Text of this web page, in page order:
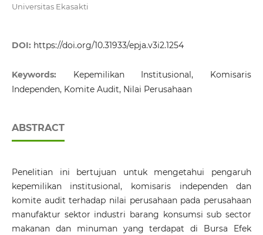
Universitas Ekasakti
DOI: https://doi.org/10.31933/epja.v3i2.1254
Keywords: Kepemilikan Institusional, Komisaris
Independen, Komite Audit, Nilai Perusahaan
ABSTRACT
Penelitian ini bertujuan untuk mengetahui pengaruh
kepemilikan institusional, komisaris independen dan
komite audit terhadap nilai perusahaan pada perusahaan
manufaktur sektor industri barang konsumsi sub sector
makanan dan minuman yang terdapat di Bursa Efek